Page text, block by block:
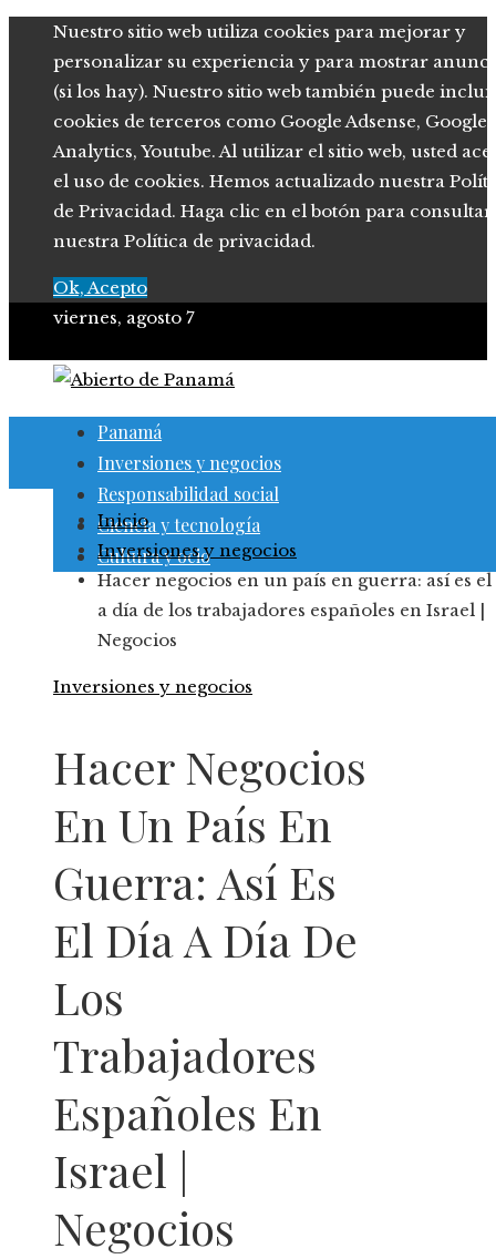
Nuestro sitio web utiliza cookies para mejorar y
personalizar su experiencia y para mostrar
(si los hay). Nuestro sitio web también puede
cookies de terceros como Google Adsense, Google
Analytics, Youtube. Al utilizar el sitio web, usted
el uso de cookies. Hemos actualizado nuestra
de Privacidad. Haga clic en el botón para consultar
nuestra Política de privacidad.
Ok, Acepto
viernes, agosto 7
Panamá
Inversiones y negocios
Responsabilidad social
Ciencia y tecnología
Cultura y ocio
Inicio
Inversiones y negocios
Hacer negocios en un país en guerra: así es el
a día de los trabajadores españoles en Israel |
Negocios
Inversiones y negocios
Hacer Negocios
En Un País En
Guerra: Así Es
El Día A Día De
Los
Trabajadores
Españoles En
Israel |
Negocios